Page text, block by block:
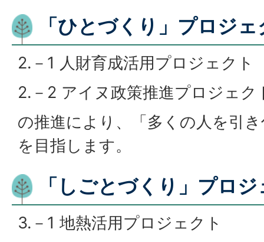
「ひとづくり」プロジ
2.－1 人財育成活用プロジェクト
2.－2 アイヌ政策推進プロジェク
の推進により、「多くの人を引
を目指します。
「しごとづくり」プロ
3.－1 地熱活用プロジェクト